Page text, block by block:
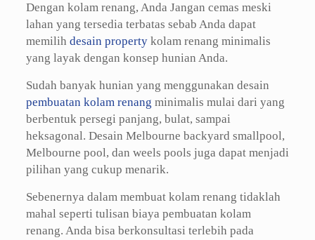
Dengan kolam renang, Anda Jangan cemas meski
lahan yang tersedia terbatas sebab Anda dapat
memilih desain propertykolam renang minimalis
yang layak dengan konsep hunian Anda.
Sudah banyak hunian yang menggunakan desain
pembuatan kolam renang minimalis mulai dari yang
berbentuk persegi panjang, bulat, sampai
heksagonal. Desain Melbourne backyard smallpool,
Melbourne pool, dan weels pools juga dapat menjadi
pilihan yang cukup menarik.
Sebenernya dalam membuat kolam renang tidaklah
mahal seperti tulisan biaya pembuatan kolam
renang. Anda bisa berkonsultasi terlebih pada